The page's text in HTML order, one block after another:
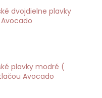
dvojdielne plavky
plavky modré (
Avocado